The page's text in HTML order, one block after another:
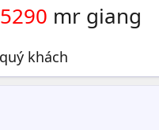
mr giang
khách